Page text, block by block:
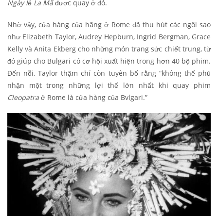
Ngày lễ La Mãđược quay ở đó.
Nhờ vậy, cửa hàng của hãng ở Rome đã thu hút các ngôi sao
như Elizabeth Taylor, Audrey Hepburn, Ingrid Bergman, Grace
Kelly và Anita Ekberg cho những món trang sức chiết trung, từ
đó giúp cho Bulgari có cơ hội xuất hiện trong hơn 40 bộ phim.
Đến nỗi, Taylor thậm chí còn tuyên bố rằng “không thể phủ
nhận một trong những lợi thế lớn nhất khi quay phim
Cleopatra ở Rome là cửa hàng của Bvlgari.”